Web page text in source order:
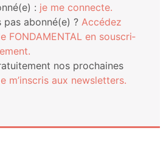
: je me connecte.
pas abonné(e) ? Accé­dez
FONDAMENTAL en sous­cri­
nos pro­chaines
m’ins­cris aux newsletters.